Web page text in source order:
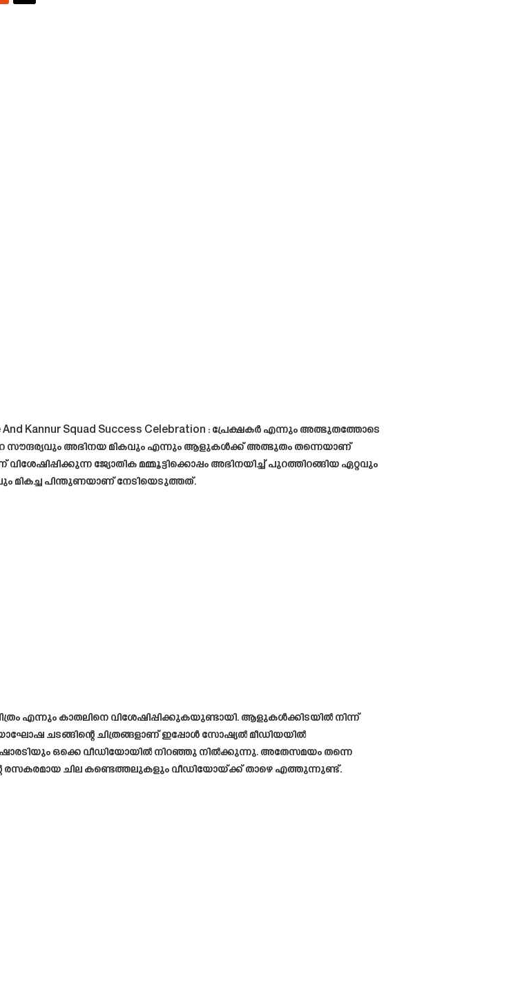
And Kannur Squad Success Celebration : പ്രേക്ഷകർ എന്നും അത്ഭുതത്തോടെ
സൗന്ദര്യവും അഭിനയ മികവും എന്നും ആളുകൾക്ക് അത്ഭുതം തന്നെയാണ്
വിശേഷിപ്പിക്കുന്ന ജ്യോതിക മമ്മൂട്ടിക്കൊപ്പം അഭിനയിച്ച് പുറത്തിറങ്ങിയ ഏറ്റവും
മികച്ച പിന്തുണയാണ് നേടിയെടുത്തത്.
എന്നും കാതലിനെ വിശേഷിപ്പിക്കുകയുണ്ടായി. ആളുകൾക്കിടയിൽ നിന്ന്
ചടങ്ങിന്റെ ചിത്രങ്ങളാണ് ഇപ്പോൾ സോഷ്യൽ മീഡിയയിൽ
ഒക്കെ വീഡിയോയിൽ നിറഞ്ഞു നിൽക്കുന്നു. അതേസമയം തന്നെ
രസകരമായ ചില കണ്ടെത്തലുകളും വീഡിയോയ്ക്ക് താഴെ എത്തുന്നുണ്ട്.